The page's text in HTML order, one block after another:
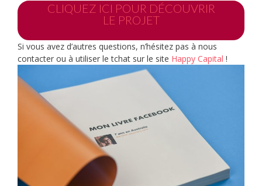
CLIQUEZ ICI POUR DÉCOUVRIR
LE PROJET
Si vous avez d’autres questions, n’hésitez pas à nous
contacter ou à utiliser le tchat sur le site Happy Capital !